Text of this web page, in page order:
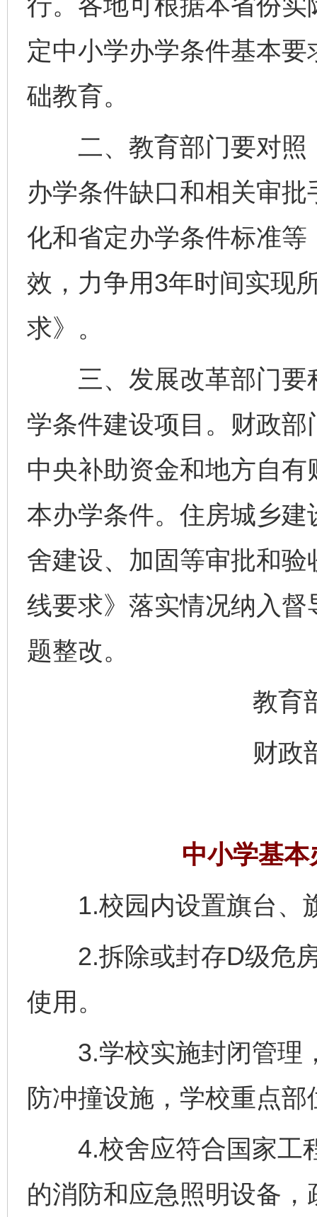
定中小学办学条件基本
础教育。
二、教育部门要对照
办学条件缺口和相关审
化和省定办学条件标准
效，力争用3年时间实现
求》。
三、发展改革部门要
学条件建设项目。财政
中央补助资金和地方自
本办学条件。住房城乡
舍建设、加固等审批和
线要求》落实情况纳入
题整改。
教育部
财政部
中小学基
1.校园内设置旗台、
2.拆除或封存D级危房
使用。
3.学校实施封闭管理
防冲撞设施，学校重点
4.校舍应符合国家工
的消防和应急照明设备